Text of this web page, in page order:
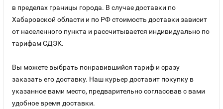
в пределах границы города. В случае доставки по
Хабаровской области и по РФ стоимость доставки зависит
от населенного пункта и рассчитывается индивидуально по
тарифам СДЭК.
Вы можете выбрать понравившийся тариф и сразу
заказать его доставку. Наш курьер доставит покупку в
указанное вами место, предварительно согласовав с вами
удобное время доставки.